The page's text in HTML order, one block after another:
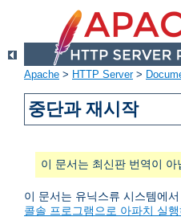
Apache > HTTP Server>
중단과 재시작
이 문서는 최신판 번역이
이 문서는 유닉스류 시스템에
콜솔 프로그램으로 아파치 실행